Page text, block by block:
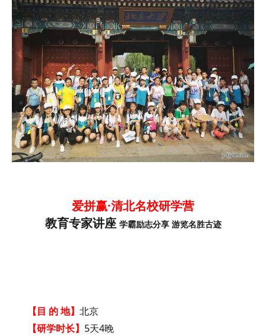
爱拼赢·清北名校研学营
教育专家讲座 学霸励志分享 游览名胜古迹
【目 的地】 北京
【研学时长】 5天4晚